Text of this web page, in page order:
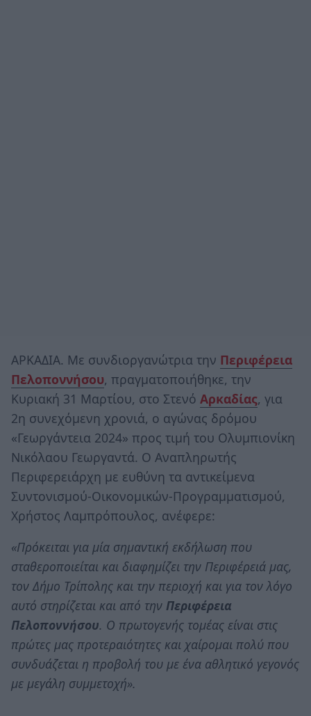
ΑΡΚΑΔΙΑ. Με συνδιοργανώτρια την Περιφέρεια
Πελοποννήσου, πραγματοποιήθηκε, την
Κυριακή 31 Μαρτίου, στο Στενό Αρκαδίας, για
2η συνεχόμενη χρονιά, ο αγώνας δρόμου
«Γεωργάντεια 2024» προς τιμή του Ολυμπιονίκη
Νικόλαου Γεωργαντά. Ο Αναπληρωτής
Περιφερειάρχη με ευθύνη τα αντικείμενα
Συντονισμού-Οικονομικών-Προγραμματισμού,
Χρήστος Λαμπρόπουλος, ανέφερε:
«Πρόκειται για μία σημαντική εκδήλωση που
σταθεροποιείται και διαφημίζει την Περιφέρειά μας,
τον Δήμο Τρίπολης και την περιοχή και για τον λόγο
αυτό στηρίζεται και από την Περιφέρεια
Πελοποννήσου. Ο πρωτογενής τομέας είναι στις
πρώτες μας προτεραιότητες και χαίρομαι πολύ που
συνδυάζεται η προβολή του με ένα αθλητικό γεγονός
με μεγάλη συμμετοχή».